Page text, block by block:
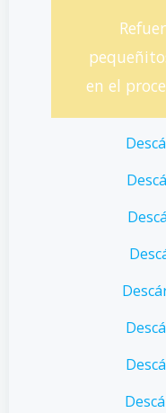
en el